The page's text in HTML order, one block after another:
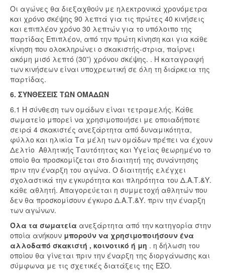
Οι αγώνες θα διεξαχθούν με ηλεκτρονικά χρονόμετρα
και χρόνο σκέψης 90 λεπτά για τις πρώτες 40 κινήσεις
και επιπλέον χρόνο 30 λεπτών για το υπόλοιπο της
παρτίδας Επιπλέον, από την πρώτη κίνηση και για κάθε
κίνηση που ολοκληρώνει ο σκακιστής-στρια, παίρνει
ακόμη μισό λεπτό (30”) χρόνου σκέψης. . Η καταγραφή
των κινήσεων είναι υποχρεωτική σε όλη τη διάρκεια της
παρτίδας.
6. ΣΥΝΘΕΣΕΙΣ ΤΩΝ ΟΜΑΔΩΝ
6.1 Η σύνθεση των ομάδων είναι τετραμελής. Κάθε
σωματείο μπορεί να χρησιμοποιήσει με οποιαδήποτε
σειρά 4 σκακιστές ανεξάρτητα από δυναμικότητα,
φύλλο και ηλικία Τα μέλη των ομάδων πρέπει να έχουν
Δελτίο Αθλητικής Ταυτότητας και Υγείας θεωρημένο το
οποίο θα προσκομίζεται στο διαιτητή της συνάντησης
πριν την έναρξη του αγώνα. Ο διαιτητής ελέγχει
σχολαστικά την εγκυρότητα και πληρότητα του Δ.Α.Τ.&Υ.
κάθε αθλητή. Απαγορεύεται η συμμετοχή αθλητών που
δεν θα προσκομίσουν έγκυρο Δ.Α.Τ.&Υ. πριν την έναρξη
των αγώνων.
Όλα τα σωματεία ανεξάρτητα από την κατηγορία στην
οποία ανήκουν μπορούν να χρησιμοποιήσουν ένα
αλλοδαπό σκακιστή , κοινοτικό ή μη . η δήλωση του
οποίου θα γίνεται πριν την έναρξη της διοργάνωσης και
σύμφωνα με τις σχετικές διατάξεις της ΕΣΟ.